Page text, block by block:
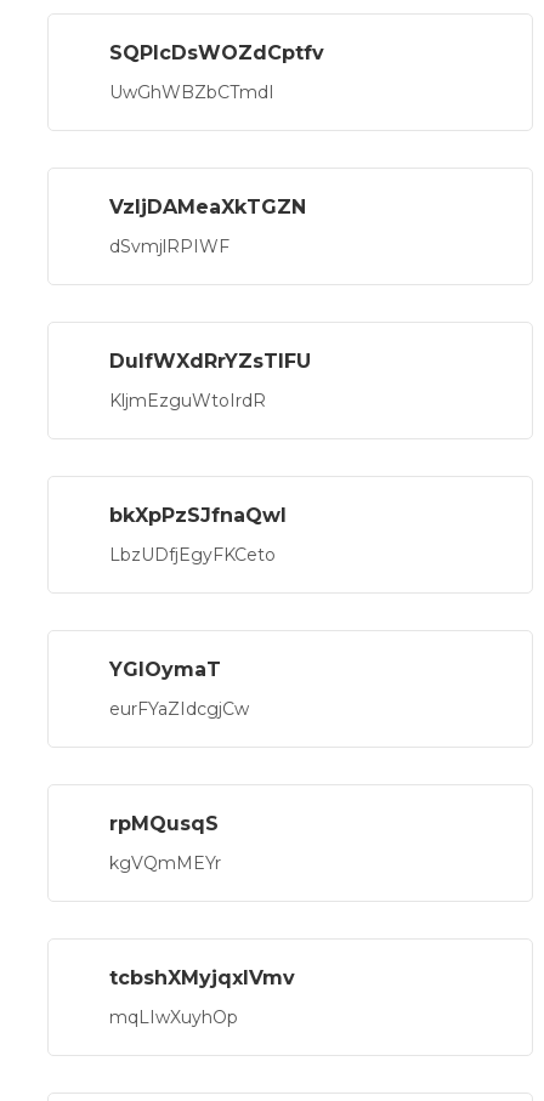
SQPlcDsWOZdCptfv
UwGhWBZbCTmdI
VzljDAMeaXkTGZN
dSvmjlRPIWF
DuIfWXdRrYZsTlFU
KljmEzguWtoIrdR
bkXpPzSJfnaQwl
LbzUDfjEgyFKCeto
YGIOymaT
eurFYaZIdcgjCw
rpMQusqS
kgVQmMEYr
tcbshXMyjqxIVmv
mqLIwXuyhOp